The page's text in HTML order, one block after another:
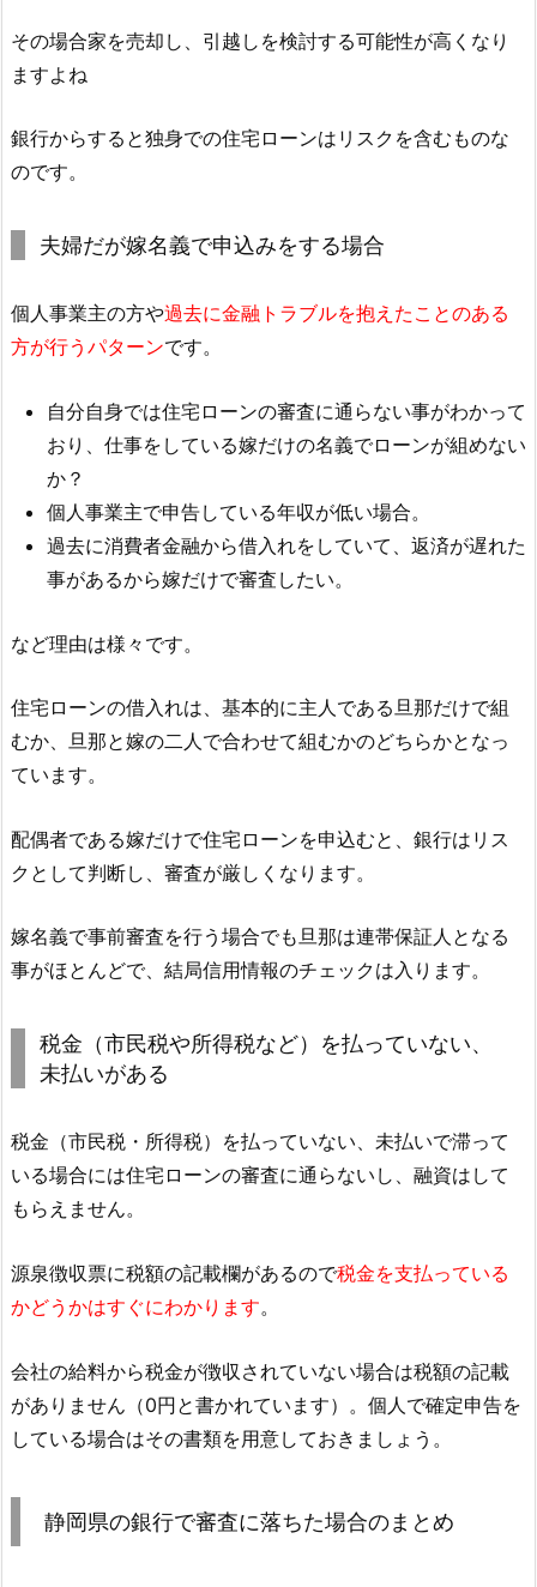
その場合家を売却し、引越しを検討する可能性が高くなり
ますよね
銀行からすると独身での住宅ローンはリスクを含むものな
のです。
夫婦だが嫁名義で申込みをする場合
個人事業主の方や過去に金融トラブルを抱えたことのある
方が行うパターンです。
自分自身では住宅ローンの審査に通らない事がわかって
おり、仕事をしている嫁だけの名義でローンが組めない
か？
個人事業主で申告している年収が低い場合。
過去に消費者金融から借入れをしていて、返済が遅れた
事があるから嫁だけで審査したい。
など理由は様々です。
住宅ローンの借入れは、基本的に主人である旦那だけで組
むか、旦那と嫁の二人で合わせて組むかのどちらかとなっ
ています。
配偶者である嫁だけで住宅ローンを申込むと、銀行はリス
クとして判断し、審査が厳しくなります。
嫁名義で事前審査を行う場合でも旦那は連帯保証人となる
事がほとんどで、結局信用情報のチェックは入ります。
税金（市民税や所得税など）を払っていない、
未払いがある
税金（市民税・所得税）を払っていない、未払いで滞って
いる場合には住宅ローンの審査に通らないし、融資はして
もらえません。
源泉徴収票に税額の記載欄があるので税金を支払っている
かどうかはすぐにわかります。
会社の給料から税金が徴収されていない場合は税額の記載
がありません（0円と書かれています）。個人で確定申告を
している場合はその書類を用意しておきましょう。
静岡県の銀行で審査に落ちた場合のまとめ